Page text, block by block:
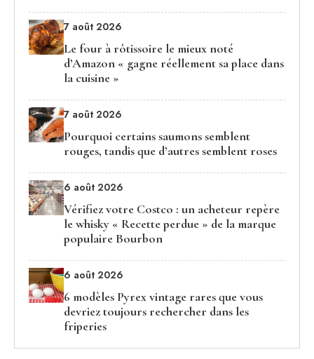
7 août 2026
Le four à rôtissoire le mieux noté
d’Amazon « gagne réellement sa place dans
la cuisine »
7 août 2026
Pourquoi certains saumons semblent
rouges, tandis que d’autres semblent roses
6 août 2026
Vérifiez votre Costco : un acheteur repère
le whisky « Recette perdue » de la marque
populaire Bourbon
6 août 2026
6 modèles Pyrex vintage rares que vous
devriez toujours rechercher dans les
friperies